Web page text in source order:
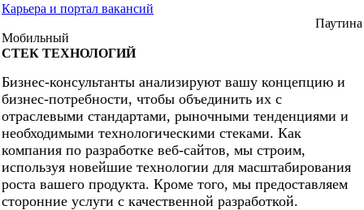
Карьера и портал вакансий
Паутина
Мобильный
СТЕК ТЕХНОЛОГИЙ
Бизнес-консультанты анализируют вашу концепцию и
бизнес-потребности, чтобы объединить их с
отраслевыми стандартами, рыночными тенденциями и
необходимыми технологическими стеками. Как
компания по разработке веб-сайтов, мы строим,
используя новейшие технологии для масштабирования
роста вашего продукта. Кроме того, мы предоставляем
сторонние услуги с качественной разработкой.